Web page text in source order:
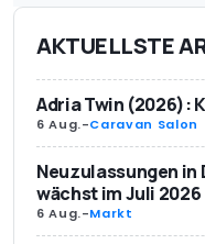
AKTUELLSTE
Adria Twin (2026):
6 Aug.-Caravan Salon
Neuzulassungen
wächst im Juli 2026
6 Aug.-Markt